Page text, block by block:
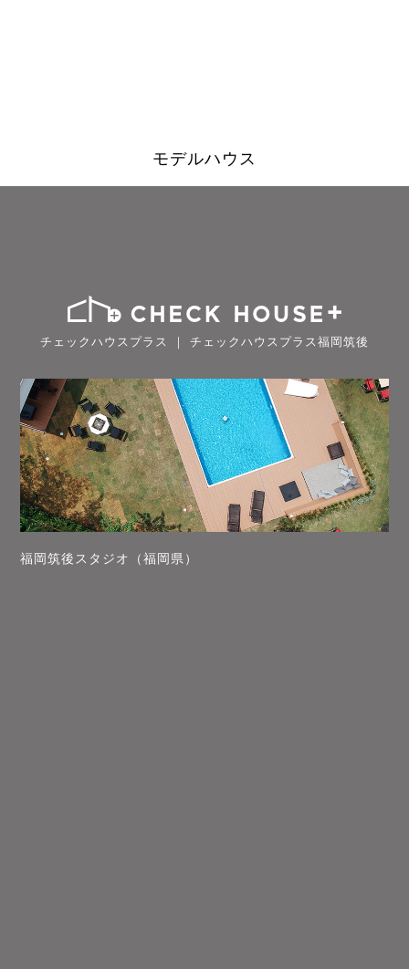
モデルハウス
チェックハウスプラス ｜ チェックハウスプラス福岡筑後
福岡筑後スタジオ（福岡県）